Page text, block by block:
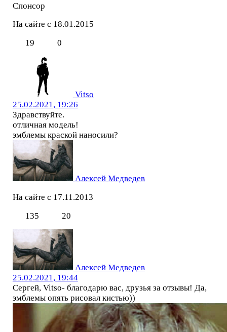
Спонсор
На сайте с 18.01.2015
19
0
Vitso
25.02.2021, 19:26
Здравствуйте.
отличная модель!
эмблемы краской наносили?
Алексей Медведев
На сайте с 17.11.2013
135
20
Алексей Медведев
25.02.2021, 19:44
Сергей, Vitso- благодарю вас, друзья за отзывы! Да,
эмблемы опять рисовал кистью))